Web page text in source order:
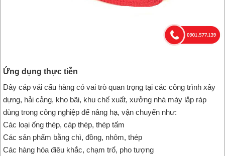
Ứng dụng thực tiễn
Dây cáp vải cẩu hàng có vai trò quan trọng tại các công trình xây
dựng, hải cảng, kho bãi, khu chế xuất, xưởng nhà máy lắp ráp
dùng trong công nghiệp để nâng hạ, vận chuyển như:
Các loại ống thép, cáp thép, thép tấm
Các sản phẩm bằng chì, đồng, nhôm, thép
Các hàng hóa điêu khắc, chạm trổ, pho tượng